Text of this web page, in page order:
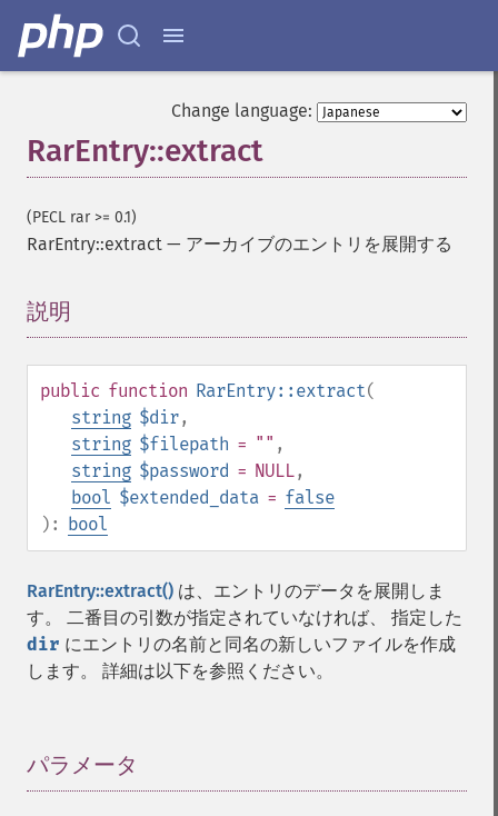
Change language:
RarEntry::extract
(PECL rar >= 0.1)
RarEntry::extract — アーカイブのエントリを展開する
説明
public function RarEntry::extract(
string $dir,
string $filepath = "" ,
string $password = NULL,
bool $extended_data = false
): bool
RarEntry::extract() は、エントリのデータを展開しま
す。 二番目の引数が指定されていなければ、 指定した
dir にエントリの名前と同名の新しいファイルを作成
します。 詳細は以下を参照ください。
パラメータ